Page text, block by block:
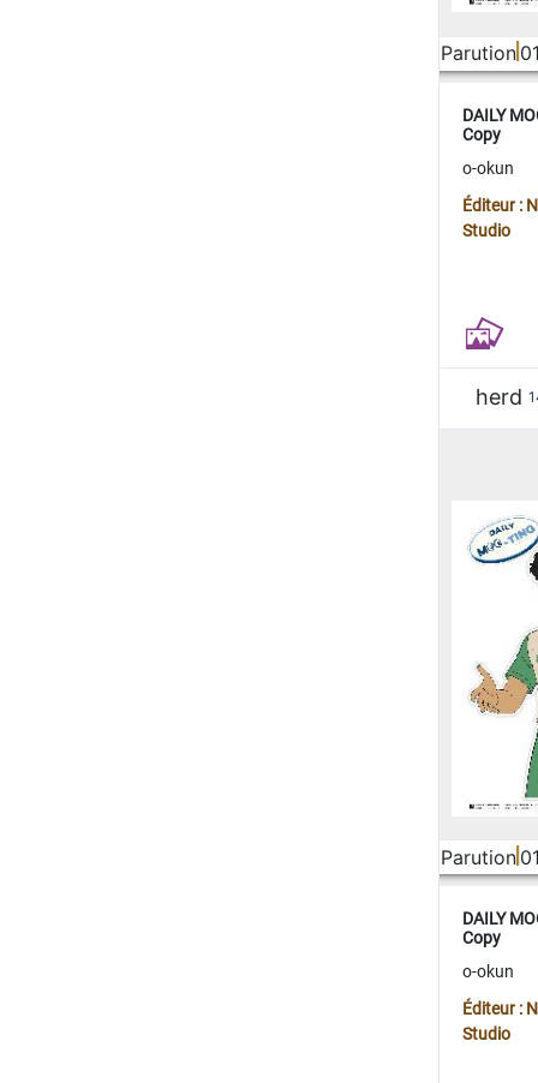
Parution
DAILY
Copy
o-okun
Éditeur :
Studio
herd
Parution
DAILY
Copy
o-okun
Éditeur :
Studio